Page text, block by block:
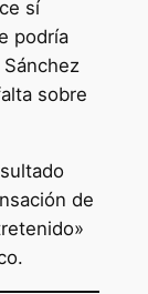
sí
podría
sobre
de